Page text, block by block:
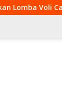
HUT RI